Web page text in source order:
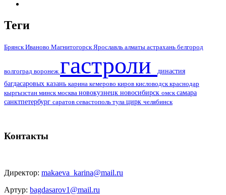
Теги
БрянскИваново МагнитогорскЯрославль алматы астрахань белгород
волгоград воронеж гастроли
династия
багдасаровых казань карина кемерово киров кисловодсккраснодар
кыргызстан минскмосква новокузнецк новосибирск омсксамара
санктпетербург саратов севастополь тула цирк челябинск
Контакты
Директор: makaeva_karina@mail.ru
Артур: bagdasarov1@mail.ru